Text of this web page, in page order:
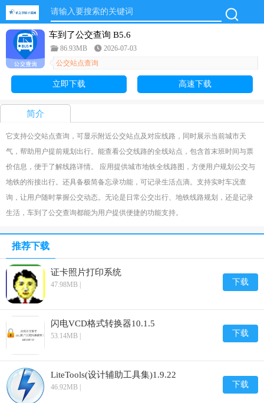
车到了公交查询 B5.6
86.93MB
2026-07-03
公交站点查询
立即下载 高速下载
简介
它支持公交站点查询，可显示附近公交站点及对应线路，同时展示当前城市天
气，帮助用户提前规划出行。能查看公交线路的全线站点，包含首末班时间与票
价信息，便于了解线路详情。 应用提供城市地铁全线路图，方便用户规划公交与
地铁的衔接出行。还具备极简备忘录功能，可记录生活点滴。支持实时车况查
询，让用户随时掌握公交动态。无论是日常公交出行、地铁线路规划，还是记录
生活，车到了公交查询都能为用户提供便捷的功能支持。
推荐下载
证卡照片打印系统
47.98MB | 下载
闪电VCD格式转换器10.1.5
53.14MB | 下载
LiteTools(设计辅助工具集)1.9.22
46.92MB | 下载